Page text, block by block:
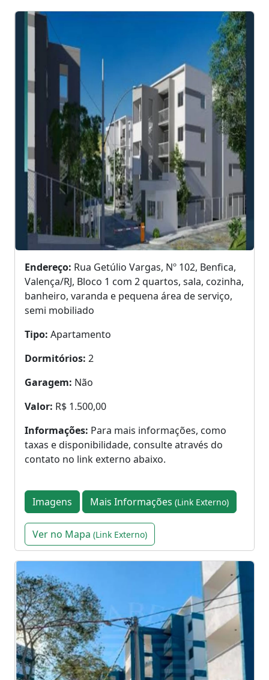
Endereço: Rua Getúlio Vargas, Nº 102, Benfica,
Valença/RJ, Bloco 1 com 2 quartos, sala, cozinha,
banheiro, varanda e pequena área de serviço,
semi mobiliado
Tipo: Apartamento
Dormitórios: 2
Garagem: Não
Valor: R$ 1.500,00
Informações: Para mais informações, como
taxas e disponibilidade, consulte através do
contato no link externo abaixo.
Imagens Mais Informações (Link Externo)
Ver no Mapa (Link Externo)